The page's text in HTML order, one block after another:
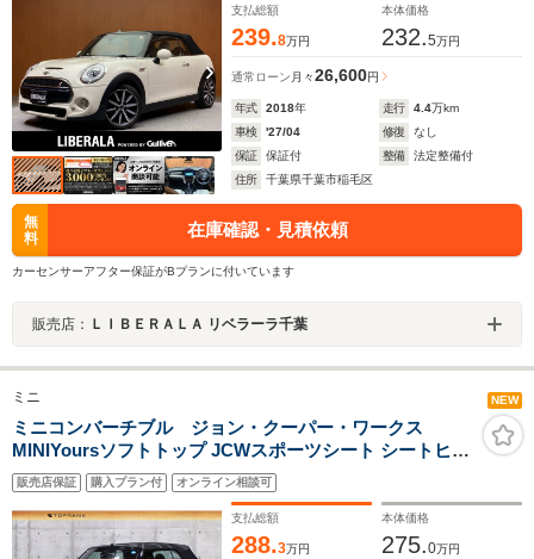
支払総額
239.8万円
本体価格
232.5万円
通常ローン 月々26,600円
年式 2018年 走行 4.4万km
車検
'27/04 修復
なし
保証
保証付 整備
法定整備付
住所
千葉県千葉市稲毛区
無
料
在庫確認・見積依頼
カーセンサーアフター保証がBプランに付いています
販売店： ＬＩＢＥＲＡＬＡ リベラーラ千葉
ミニ NEW
ミニコンバーチブル ジョン・クーパー・ワークス
MINIYoursソフトトップ JCWスポーツシート シートヒー
ター HUD JCWレザーステアリング アクティブクルーズ
OPブラックAW ナビ カメラ&パーキングアシストPKG 車
検R10.3 ディーラー記録簿R2-R8
販売店保証 購入プラン付 オンライン相談可
支払総額
288.3万円
本体価格
275.0万円